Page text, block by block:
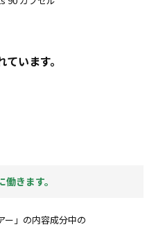
います。
きます。
ー」の内容成分中の